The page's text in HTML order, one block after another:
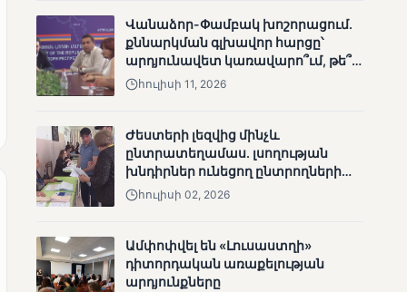
չլուծված խնդիրներով.
«Լուսաստղի»
դիտորդական
առաքելության
Վանաձոր-Փամբակ խոշորացում.
քննարկման գլխավոր հարցը՝
արդյունավետ կառավարո՞ւմ, թե՞
քաղաքական նպատակ
հուլիսի 11, 2026
Ժեստերի լեզվից մինչև
ընտրատեղամաս. լսողության
խնդիրներ ունեցող ընտրողների
ճանապարհը
հուլիսի 02, 2026
Ամփոփվել են «Լուսաստղի»
դիտորդական առաքելության
արդյունքները